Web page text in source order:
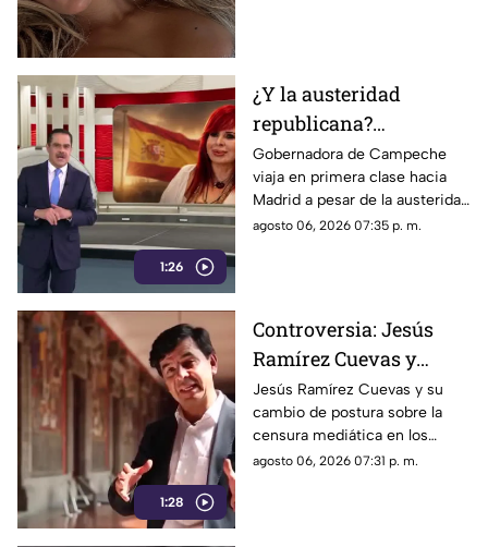
1:26
¿Y la austeridad
republicana?
Gobernadora Layda
Sansores viaja en
primera clase hacia
Madrid
Gobernadora de Campeche
viaja en primera clase hacia
Madrid a pesar de la austeridad
republicana.
agosto 06, 2026 07:35 p. m.
1:28
Controversia: Jesús
Ramírez Cuevas y
Censura a los Medios
de Comunicación
Jesús Ramírez Cuevas y su
cambio de postura sobre la
censura mediática en los
medios de comunicación.
agosto 06, 2026 07:31 p. m.